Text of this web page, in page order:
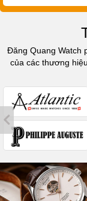
Đăng Quang Watch
của các thương